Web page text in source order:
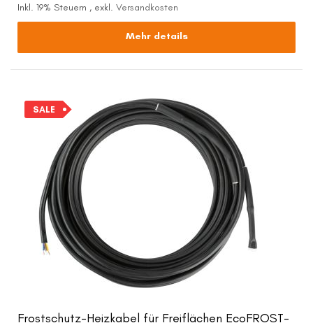
Inkl. 19% Steuern , exkl. Versandkosten
Mehr details
SALE
Frostschutz-Heizkabel für Freiflächen EcoFROST-